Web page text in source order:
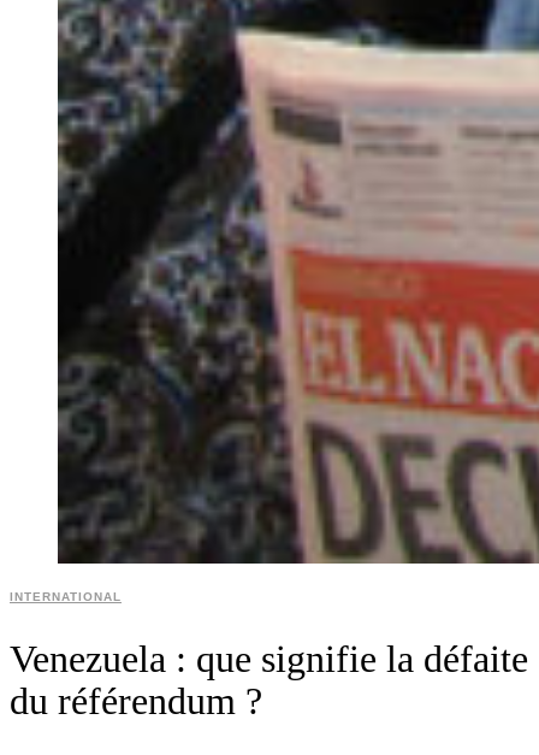
INTERNATIONAL
Venezuela : que signifie la défaite
du référendum ?